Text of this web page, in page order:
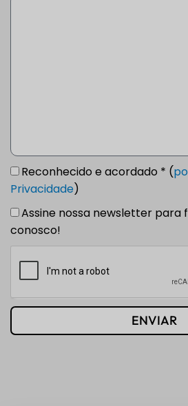
Reconhecido e acordado * (
Privacidade)
Assine nossa newsletter para
conosco!
ENVIAR